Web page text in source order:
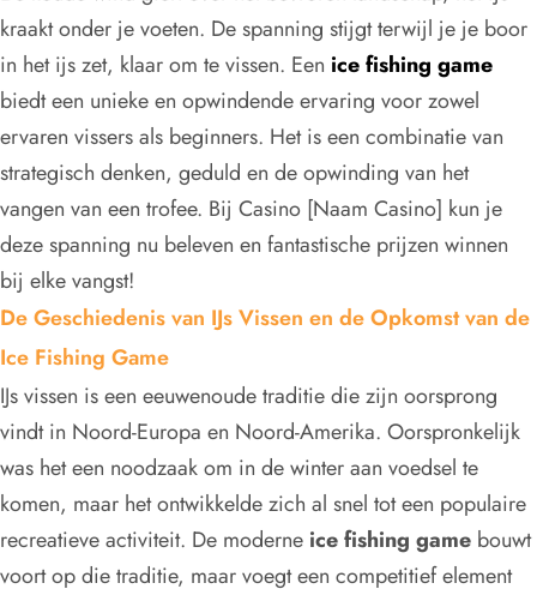
kraakt onder je voeten. De spanning stijgt terwijl je je boor
in het ijs zet, klaar om te vissen. Een ice fishing game
biedt een unieke en opwindende ervaring voor zowel
ervaren vissers als beginners. Het is een combinatie van
strategisch denken, geduld en de opwinding van het
vangen van een trofee. Bij Casino [Naam Casino] kun je
deze spanning nu beleven en fantastische prijzen winnen
bij elke vangst!
De Geschiedenis van IJs Vissen en de Opkomst van de
Ice Fishing Game
IJs vissen is een eeuwenoude traditie die zijn oorsprong
vindt in Noord-Europa en Noord-Amerika. Oorspronkelijk
was het een noodzaak om in de winter aan voedsel te
komen, maar het ontwikkelde zich al snel tot een populaire
recreatieve activiteit. De moderne ice fishing game bouwt
voort op die traditie, maar voegt een competitief element